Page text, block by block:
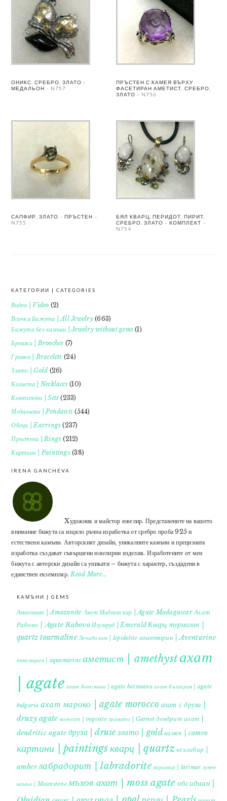
ОНИКС, СРЕБРО, ЗЛАТО –
МЕДАЛЬОН – N757
ПРЪСТЕН С КАМЕЯ ВЪРХУ
ФАСЕТИРАН АМЕТИСТ, СРЕБРО,
ЗЛАТО – N756
САПФИР, ЗЛАТО – ПРЪСТЕН –
N755
БЯЛ КВАРЦ, ПЕРИДОТ, ПИРИТ,
СРЕБРО, ЗЛАТО – КОМПЛЕКТ –
N754
FOOTER
КАТЕГОРИИ | CATEGORIES
Видео | Video (2)
Всички Бижута | All Jewelry(663)
Бижута без камъни | Jewelry without gems (1)
Брошки | Brooches (7)
Гривни | Bracelets (24)
Злато | Gold (26)
Колиета | Necklaces(10)
Комплекти | Sets (233)
Медальони | Pendants (544)
Обеци | Earrings (237)
Пръстени | Rings (212)
Картини | Paintings(38)
IRENA GANCHEVA
Xудожник и майстор ювелир. Представените на вашето
внимание бижута са изцяло ръчна изработка от сребро проба 925 и
естествени камъни. Авторският дизайн, уникалните камъни и прецизната
изработка създават съвършени ювелирни изделия. Изработените от мен
бижута с авторски дизайн са уникати – бижута с характер, създадени в
единствен екземпляр.Read More…
КАМЪНИ | GEMS
Амазонит | Amazonite Ахат Мадагаскар | Agate Madagascar Ахат
Рабово | Agate Rabovo Изумруд | Emerald Кварц турмалин |
quartz tourmaline Лепидолит | lepidolite авантюрин | Aventurine
аквамарин | aquamarine аметист | amethystахат
| agate ахат ботсвана | agate botswana ахат българия | agate
bulgaria ахат мароко | agate morocco ахат с друза |
druzy agate вогесит | vogesite гранати | Garnet дендрит ахат |
dendritic agate друза | druse злато | gold камея | cameo
картини | paintings кварц | quartzкехлибар |
amberлабрадорит | labradorite ларимар | larimar лунен
камък | Moonstone мъхов ахат | moss agate обсидиан |